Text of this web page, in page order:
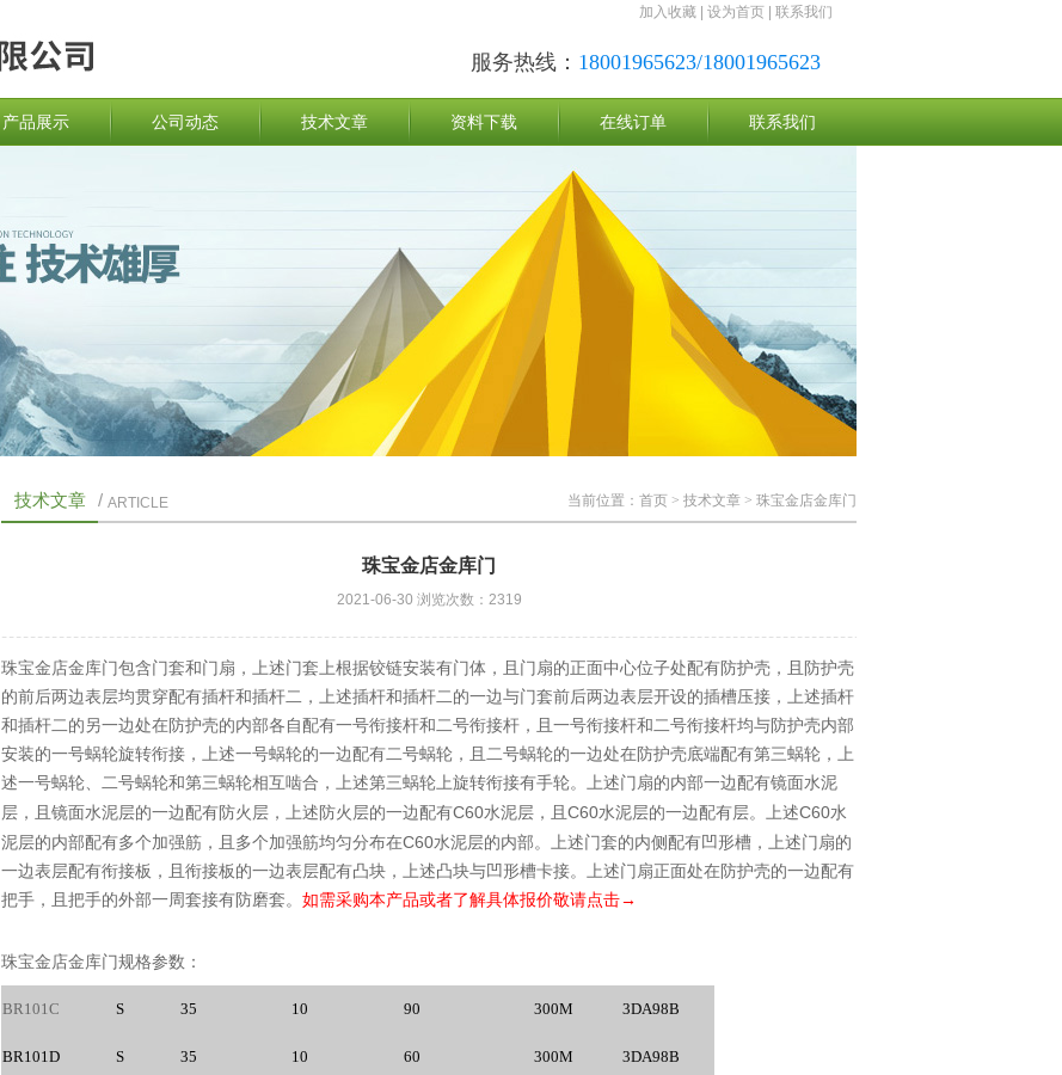
加入收藏 设为首页 联系我们
服务热线： 18001965623/18001965623
产品展示 公司动态 技术文章 资料下载 在线订单 联系我们
技术文章 / ARTICLE 当前位置： 首页 > 技术文章 > 珠宝金店金库门
珠宝金店金库门
2021-06-30 浏览次数：2319
珠宝金店金库门包含门套和门扇，上述门套上根据铰链安装有门体，且门扇的正面中心位子处配有防护壳，且防护壳
的前后两边表层均贯穿配有插杆和插杆二，上述插杆和插杆二的一边与门套前后两边表层开设的插槽压接，上述插杆
和插杆二的另一边处在防护壳的内部各自配有一号衔接杆和二号衔接杆，且一号衔接杆和二号衔接杆均与防护壳内部
安装的一号蜗轮旋转衔接，上述一号蜗轮的一边配有二号蜗轮，且二号蜗轮的一边处在防护壳底端配有第三蜗轮，上
述一号蜗轮、二号蜗轮和第三蜗轮相互啮合，上述第三蜗轮上旋转衔接有手轮。上述门扇的内部一边配有镜面水泥
层，且镜面水泥层的一边配有防火层，上述防火层的一边配有C60水泥层，且 C60水泥层的一边配有层。上述C60水
泥层的内部配有多个加强筋，且多个加强筋均匀分布在C60水泥层的内部。上述门套的内侧配有凹形槽，上述门扇的
一边表层配有衔接板，且衔接板的一边表层配有凸块，上述凸块与凹形槽卡接。上述门扇正面处在防护壳的一边配有
把手，且把手的外部一周套接有防磨套。 如需采购本产品或者了解具体报价敬请点击→
珠宝金店金库门规格参数：
BR101C S 35 10 90 300M 3DA98B
BR101D S 35 10 60 300M 3DA98B